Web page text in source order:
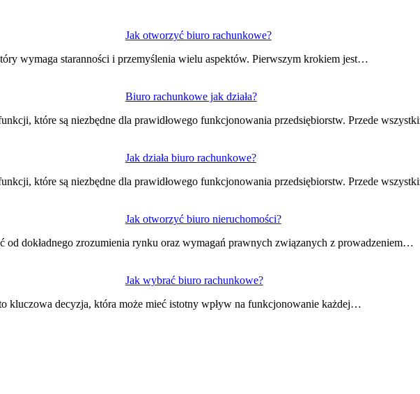
Jak otworzyć biuro rachunkowe?
wymaga staranności i przemyślenia wielu aspektów. Pierwszym krokiem jest…
Biuro rachunkowe jak działa?
które są niezbędne dla prawidłowego funkcjonowania przedsiębiorstw. Przede
Jak działa biuro rachunkowe?
które są niezbędne dla prawidłowego funkcjonowania przedsiębiorstw. Przede
Jak otworzyć biuro nieruchomości?
od dokładnego zrozumienia rynku oraz wymagań prawnych związanych z prowadzeniem…
Jak wybrać biuro rachunkowe?
kluczowa decyzja, która może mieć istotny wpływ na funkcjonowanie każdej…